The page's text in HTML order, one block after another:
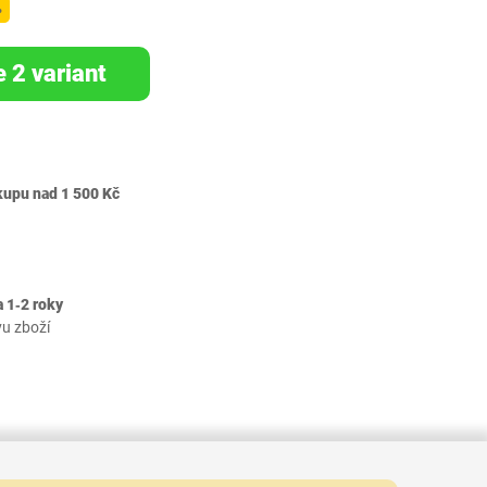
2 variant
nad 1 500 Kč
1‐2 roky
zboží